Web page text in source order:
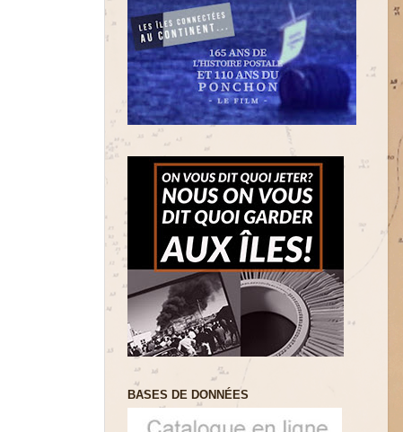
BASES DE DONNÉES